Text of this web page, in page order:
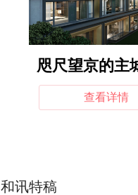
和讯特稿